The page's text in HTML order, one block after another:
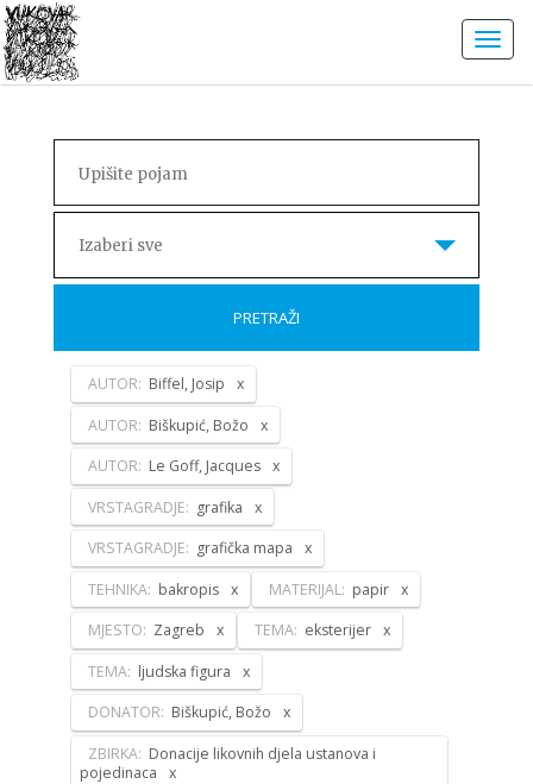
Izaberi sve
PRETRAŽI
AUTOR: Biffel, Josip
AUTOR: Biškupić, Božo
AUTOR: Le Goff, Jacques
VRSTAGRADJE: grafika
VRSTAGRADJE: grafička mapa
TEHNIKA: bakropis MATERIJAL: papir
MJESTO: Zagreb TEMA: eksterijer
TEMA: ljudska figura
DONATOR: Biškupić, Božo
ZBIRKA: Donacije likovnih djela ustanova i
pojedinaca